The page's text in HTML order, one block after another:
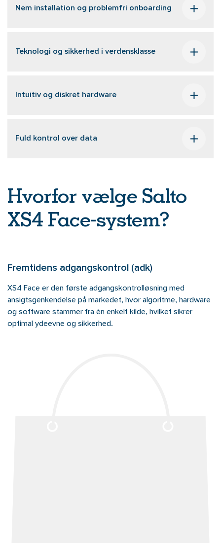
Nem installation og problemfri onboarding
Teknologi og sikkerhed i verdensklasse
Intuitiv og diskret hardware
Fuld kontrol over data
Hvorfor vælge Salto
XS4 Face-system?
Fremtidens adgangskontrol (adk)
XS4 Face er den første adgangskontrolløsning med
ansigtsgenkendelse på markedet, hvor algoritme, hardware
og software stammer fra én enkelt kilde, hvilket sikrer
optimal ydeevne og sikkerhed.